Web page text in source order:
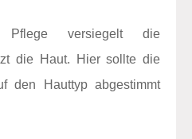
Pflege versiegelt die
die Haut. Hier sollte die
den Hauttyp abgestimmt